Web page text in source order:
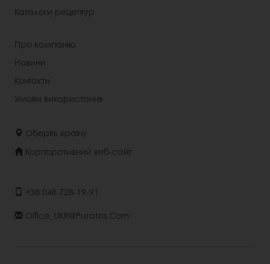
Каталоги рецептур
Про компанію
Новини
Контакти
Умови використання
Оберіть країну
Корпоративний веб-сайт
+38 048 728-19-91
Office_UKR@puratos.com